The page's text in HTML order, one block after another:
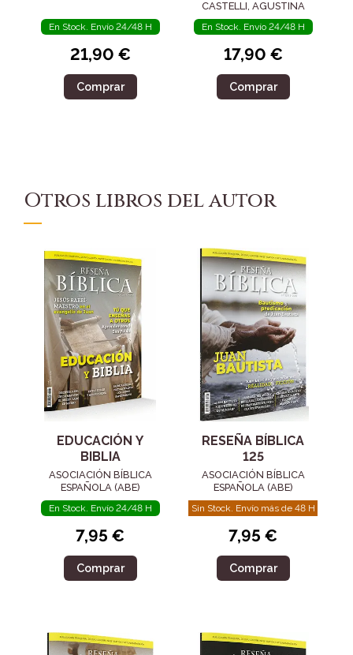
En Stock. Envío 24/48 H
21,90 €
Comprar
CASTELLI, AGUSTINA
En Stock. Envío 24/48 H
17,90 €
Comprar
Otros libros del autor
EDUCACIÓN Y
BIBLIA
ASOCIACIÓN BÍBLICA
ESPAÑOLA (ABE)
En Stock. Envío 24/48 H
7,95 €
Comprar
RESEÑA BÍBLICA
125
ASOCIACIÓN BÍBLICA
ESPAÑOLA (ABE)
Sin Stock. Envío más de 48 H
7,95 €
Comprar